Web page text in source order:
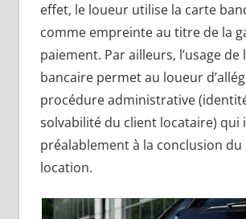
effet, le loueur utilise la carte
comme empreinte au titre de la
paiement. Par ailleurs, l’usage de
bancaire permet au loueur
procédure administrative
solvabilité du client locataire) qui
préalablement à la conclusion
location.